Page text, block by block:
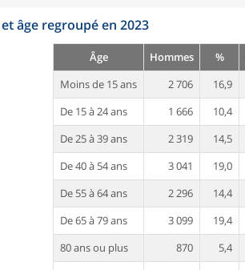
âge regroupé en 2023
Âge Hommes %
Moins de 15 ans
2 706 16,9
De 15 à 24 ans
1 666 10,4
De 25 à 39 ans
2 319 14,5
De 40 à 54 ans
3 041 19,0
De 55 à 64 ans
2 296 14,4
De 65 à 79 ans
3 099 19,4
80 ans ou plus
870 5,4